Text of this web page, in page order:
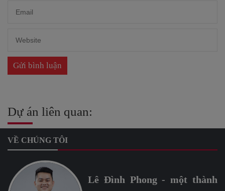
Dự án liên quan:
VỀ CHÚNG TÔI
Lê Đình Phong - một thành